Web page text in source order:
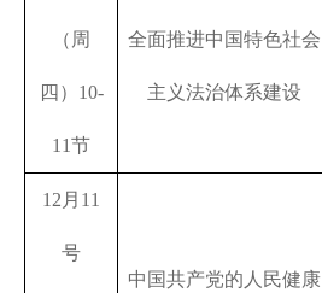
（周
四） 10-
11节
全面推进中国特色社会
主义法治体系建设
12 月 11
号
中国共产党的人民健康